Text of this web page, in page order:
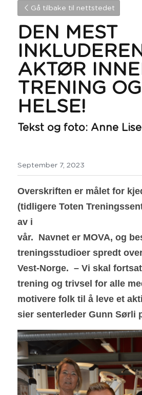
Gå tilbake til nettstedet
DEN MEST
AKTØR
TRENING OG
HELSE!
Tekst og foto: Anne
September 7, 2023
Overskriften er målet for
(tidligere Toten
av i
vår.  Navnet er MOVA, og
treningsstudioer spredt
Vest-Norge.  – Vi skal
trening og trivsel for alle
motivere folk til å leve et
sier senterleder Gunn Sørli